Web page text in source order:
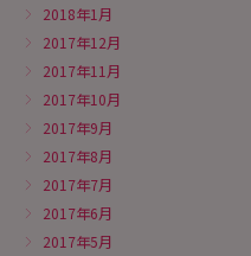
2018年1月
2017年12月
2017年11月
2017年10月
2017年9月
2017年8月
2017年7月
2017年6月
2017年5月